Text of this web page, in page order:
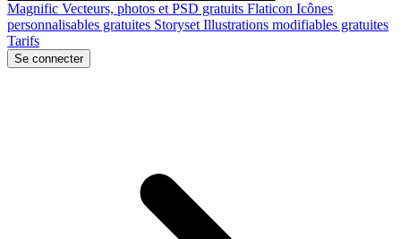
Magnific Vecteurs, photos et PSD gratuits Flaticon Icônes
personnalisables gratuites Storyset Illustrations modifiables gratuites
Tarifs
Se connecter